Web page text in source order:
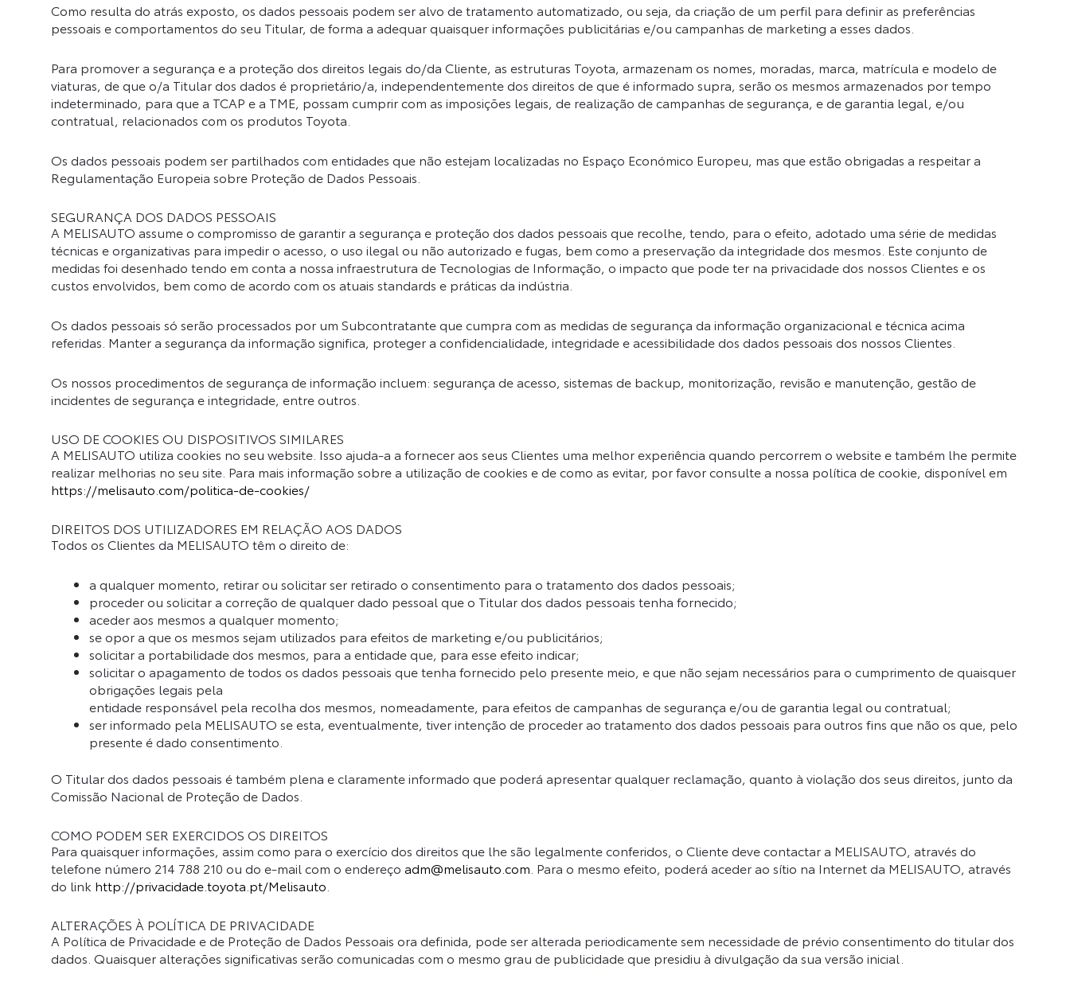
Como resulta do atrás exposto, os dados pessoais podem ser alvo de tratamento automatizado, ou seja, da criação de um perfil para definir as preferências
pessoais e comportamentos do seu Titular, de forma a adequar quaisquer informações publicitárias e/ou campanhas de marketing a esses dados.
Para promover a segurança e a proteção dos direitos legais do/da Cliente, as estruturas Toyota, armazenam os nomes, moradas, marca, matrícula e modelo de
viaturas, de que o/a Titular dos dados é proprietário/a, independentemente dos direitos de que é informado supra, serão os mesmos armazenados por tempo
indeterminado, para que a TCAP e a TME, possam cumprir com as imposições legais, de realização de campanhas de segurança, e de garantia legal, e/ou
contratual, relacionados com os produtos Toyota.
Os dados pessoais podem ser partilhados com entidades que não estejam localizadas no Espaço Económico Europeu, mas que estão obrigadas a respeitar a
Regulamentação Europeia sobre Proteção de Dados Pessoais.
SEGURANÇA DOS DADOS PESSOAIS
A MELISAUTO assume o compromisso de garantir a segurança e proteção dos dados pessoais que recolhe, tendo, para o efeito, adotado uma série de medidas
técnicas e organizativas para impedir o acesso, o uso ilegal ou não autorizado e fugas, bem como a preservação da integridade dos mesmos. Este conjunto de
medidas foi desenhado tendo em conta a nossa infraestrutura de Tecnologias de Informação, o impacto que pode ter na privacidade dos nossos Clientes e os
custos envolvidos, bem como de acordo com os atuais standards e práticas da indústria.
Os dados pessoais só serão processados por um Subcontratante que cumpra com as medidas de segurança da informação organizacional e técnica acima
referidas. Manter a segurança da informação significa, proteger a confidencialidade, integridade e acessibilidade dos dados pessoais dos nossos Clientes.
Os nossos procedimentos de segurança de informação incluem: segurança de acesso, sistemas de backup, monitorização, revisão e manutenção, gestão de
incidentes de segurança e integridade, entre outros.
USO DE COOKIES OU DISPOSITIVOS SIMILARES
A MELISAUTO utiliza cookies no seu website. Isso ajuda-a a fornecer aos seus Clientes uma melhor experiência quando percorrem o website e também lhe permite
realizar melhorias no seu site. Para mais informação sobre a utilização de cookies e de como as evitar, por favor consulte a nossa política de cookie, disponível em
https://melisauto.com/politica-de-cookies/
DIREITOS DOS UTILIZADORES EM RELAÇÃO AOS DADOS
Todos os Clientes da MELISAUTO têm o direito de:
a qualquer momento, retirar ou solicitar ser retirado o consentimento para o tratamento dos dados pessoais;
proceder ou solicitar a correção de qualquer dado pessoal que o Titular dos dados pessoais tenha fornecido;
aceder aos mesmos a qualquer momento;
se opor a que os mesmos sejam utilizados para efeitos de marketing e/ou publicitários;
solicitar a portabilidade dos mesmos, para a entidade que, para esse efeito indicar;
solicitar o apagamento de todos os dados pessoais que tenha fornecido pelo presente meio, e que não sejam necessários para o cumprimento de quaisquer
obrigações legais pela
entidade responsável pela recolha dos mesmos, nomeadamente, para efeitos de campanhas de segurança e/ou de garantia legal ou contratual;
ser informado pela MELISAUTO se esta, eventualmente, tiver intenção de proceder ao tratamento dos dados pessoais para outros fins que não os que, pelo
presente é dado consentimento.
O Titular dos dados pessoais é também plena e claramente informado que poderá apresentar qualquer reclamação, quanto à violação dos seus direitos, junto da
Comissão Nacional de Proteção de Dados.
COMO PODEM SER EXERCIDOS OS DIREITOS
Para quaisquer informações, assim como para o exercício dos direitos que lhe são legalmente conferidos, o Cliente deve contactar a MELISAUTO, através do
telefone número 214 788 210 ou do e-mail com o endereço adm@melisauto.com . Para o mesmo efeito, poderá aceder ao sítio na Internet da MELISAUTO, através
do link http://privacidade.toyota.pt/Melisauto
ALTERAÇÕES À POLÍTICA DE PRIVACIDADE
A Política de Privacidade e de Proteção de Dados Pessoais ora definida, pode ser alterada periodicamente sem necessidade de prévio consentimento do titular dos
dados. Quaisquer alterações significativas serão comunicadas com o mesmo grau de publicidade que presidiu à divulgação da sua versão inicial.